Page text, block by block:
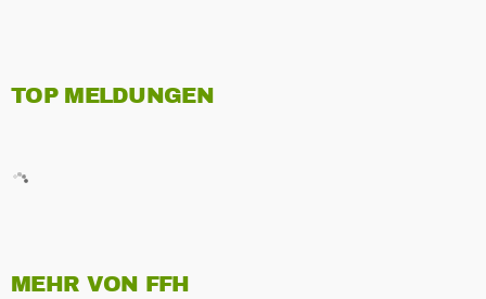
TOP MELDUNGEN
MEHR VON FFH